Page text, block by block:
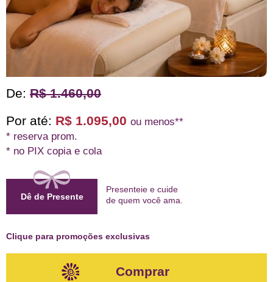
De: R$ 1.460,00
Por até: R$ 1.095,00 ou menos**
* reserva prom.
* no PIX copia e cola
Dê de Presente
Presenteie e cuide
de quem você ama.
Clique para promoções exclusivas
Comprar